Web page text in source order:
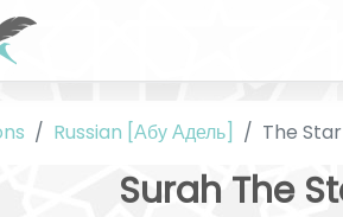
Russian [Абу Адель] The
Surah The